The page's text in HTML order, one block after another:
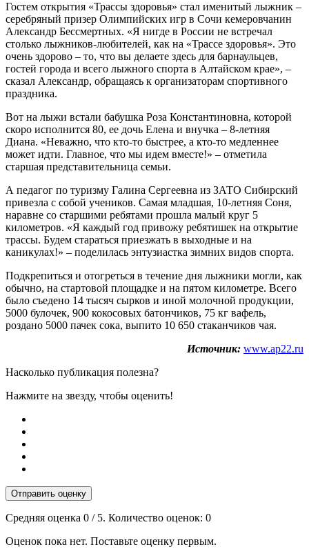
Гостем открытия «Трассы здоровья» стал именитый лыжник –
серебряный призер Олимпийских игр в Сочи кемеровчанин
Александр Бессмертных. «Я нигде в России не встречал
столько лыжников-любителей, как на «Трассе здоровья». Это
очень здорово – то, что вы делаете здесь для барнаульцев,
гостей города и всего лыжного спорта в Алтайском крае», –
сказал Александр, обращаясь к организаторам спортивного
праздника.
Вот на лыжи встали бабушка Роза Константиновна, которой
скоро исполнится 80, ее дочь Елена и внучка – 8-летняя
Диана. «Неважно, что кто-то быстрее, а кто-то медленнее
может идти. Главное, что мы идем вместе!» – отметила
старшая представительница семьи.
А педагог по туризму Галина Сергеевна из ЗАТО Сибирский
привезла с собой учеников. Самая младшая, 10-летняя Соня,
наравне со старшими ребятами прошла малый круг 5
километров. «Я каждый год привожу ребятишек на открытие
трассы. Будем стараться приезжать в выходные и на
каникулах!» – поделилась энтузиастка зимних видов спорта.
Подкрепиться и отогреться в течение дня лыжники могли, как
обычно, на стартовой площадке и на пятом километре. Всего
было съедено 14 тысяч сырков и иной молочной продукции,
5000 булочек, 900 кокосовых батончиков, 75 кг вафель,
роздано 5000 пачек сока, выпито 10 650 стаканчиков чая.
Источник: www.ap22.ru
Насколько публикация полезна?
Нажмите на звезду, чтобы оценить!
Отправить оценку
Средняя оценка 0 / 5. Количество оценок: 0
Оценок пока нет. Поставьте оценку первым.